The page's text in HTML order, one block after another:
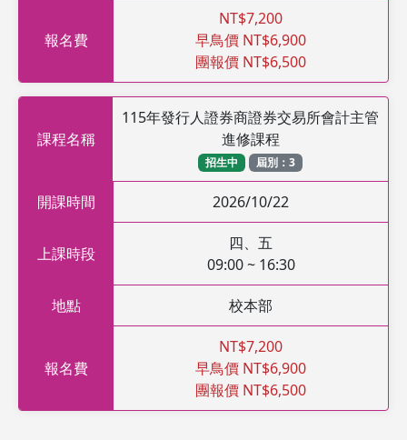
報名費
NT$7,200
早鳥價 NT$6,900
團報價 NT$6,500
課程名稱
115年發行人證券商證券交易所會計主管
進修課程
招生中 屆別：3
開課時間 2026/10/22
上課時段
四、五
09:00 ~ 16:30
地點 校本部
報名費
NT$7,200
早鳥價 NT$6,900
團報價 NT$6,500